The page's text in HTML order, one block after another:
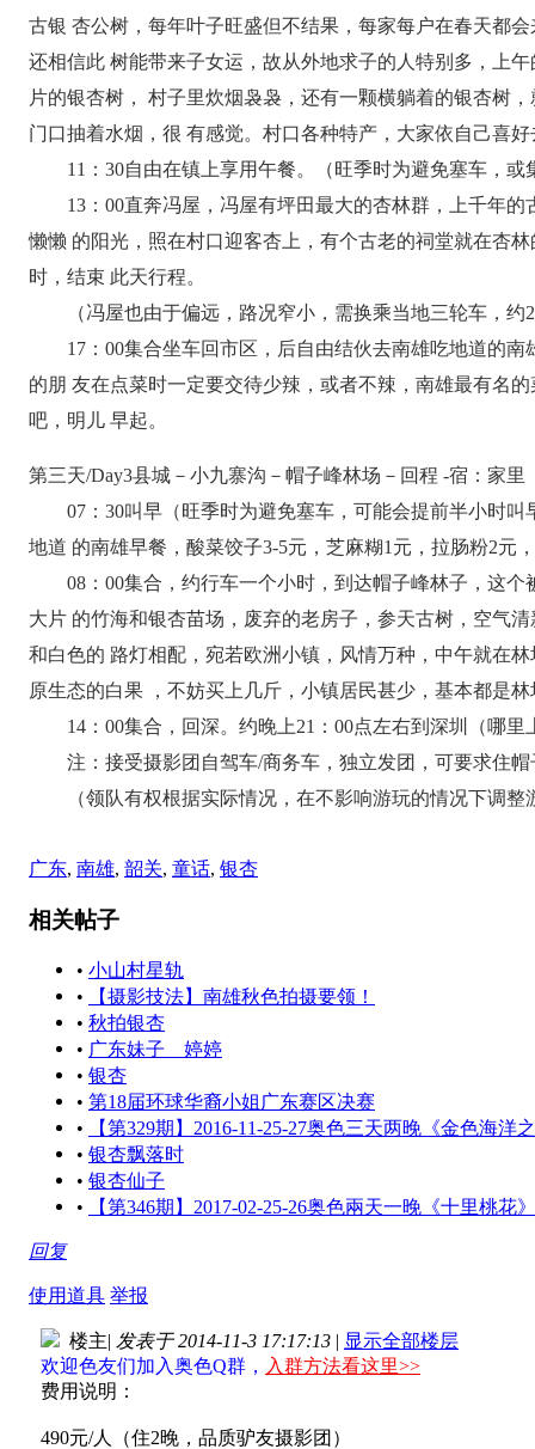
古银 杏公树，每年叶子旺盛但不结果，每家每户在春天都
还相信此 树能带来子女运，故从外地求子的人特别多，上
片的银杏树， 村子里炊烟袅袅，还有一颗横躺着的银杏树
门口抽着水烟，很 有感觉。村口各种特产，大家依自己喜
11：30自由在镇上享用午餐。（旺季时为避免塞车，或
13：00直奔冯屋，冯屋有坪田最大的杏林群，上千年的
懒懒 的阳光，照在村口迎客杏上，有个古老的祠堂就在杏
时，结束 此天行程。
（冯屋也由于偏远，路况窄小，需换乘当地三轮车，约
17：00集合坐车回市区，后自由结伙去南雄吃地道的南
的朋 友在点菜时一定要交待少辣，或者不辣，南雄最有名
吧，明儿 早起。
第三天/Day3县城－小九寨沟－帽子峰林场－回程 -宿：家里
07：30叫早（旺季时为避免塞车，可能会提前半小时叫
地道 的南雄早餐，酸菜饺子3-5元，芝麻糊1元，拉肠粉2元
08：00集合，约行车一个小时，到达帽子峰林子，这个
大片 的竹海和银杏苗场，废弃的老房子，参天古树，空气
和白色的 路灯相配，宛若欧洲小镇，风情万种，中午就在
原生态的白果 ，不妨买上几斤，小镇居民甚少，基本都是
14：00集合，回深。约晚上21：00点左右到深圳（哪里
注：接受摄影团自驾车/商务车，独立发团，可要求住帽
（领队有权根据实际情况，在不影响游玩的情况下调整
广东, 南雄, 韶关, 童话, 银杏
相关帖子
• 小山村星轨
•
【摄影技法】南雄秋色拍摄要领！
• 秋拍银杏
• 广东妹子 婷婷
• 银杏
• 第18届环球华裔小姐广东赛区决赛
•
【第329期】2016-11-25-27奥色三天两晚《金色海
• 银杏飘落时
• 银杏仙子
•
【第346期】2017-02-25-26奥色兩天一晚《十里桃
回复
使用道具 举报
楼主| 发表于 2014-11-3 17:17:13 | 显示全部楼层
欢迎色友们加入奥色Q群， 入群方法看这里>>
费用说明：
490元/人（住2晚，品质驴友摄影团）